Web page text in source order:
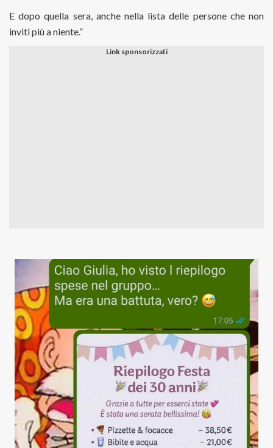
E dopo quella sera, anche nella lista delle persone che non
inviti più a niente.”